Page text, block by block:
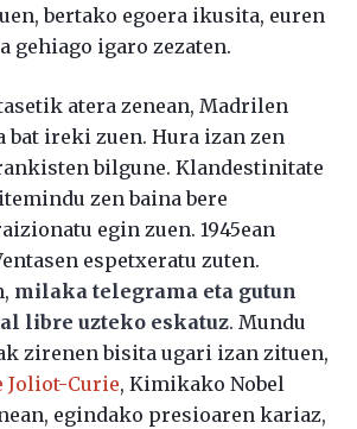
bertako egoera ikusita, euren
gehiago igaro zezaten.
atera zenean, Madrilen
bat ireki zuen. Hura izan zen
bilgune. Klandestinitate
zen baina bere
egin zuen. 1945ean
espetxeratu zuten.
milaka telegrama eta gutun
libre uzteko eskatuz. Mundu
zirenen bisita ugari izan zituen,
Joliot-Curie, Kimikako Nobel
egindako presioaren kariaz,